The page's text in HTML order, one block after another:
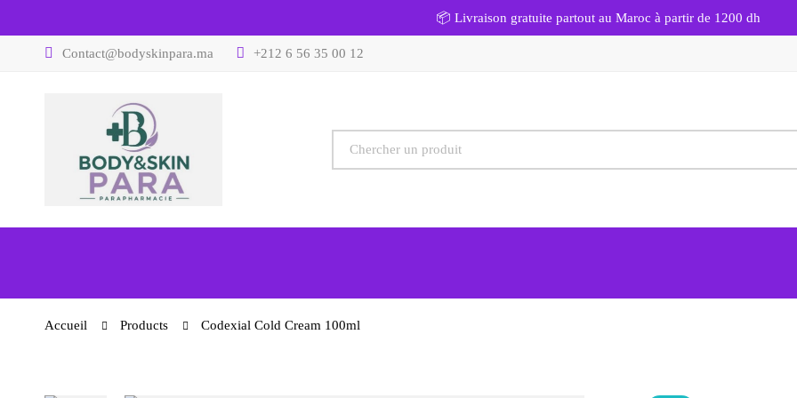
📦 Livraison gratuite partout au Maroc à partir de 1200 dh
Contact@bodyskinpara.ma +212 6 56 35 00 12
Accueil Products Codexial Cold Cream 100ml